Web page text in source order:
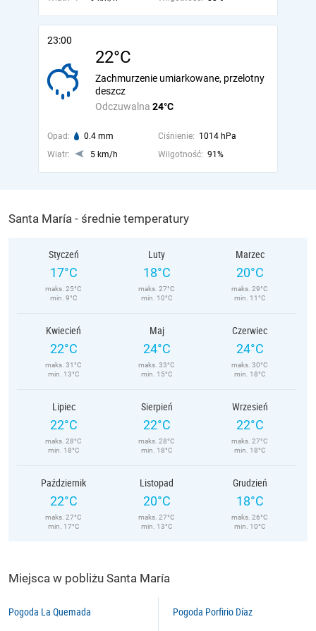
23:00
22°C
Odczuwalna 24°C
Zachmurzenie umiarkowane, przelotny
deszcz
Opad: 0.4 mm Ciśnienie: 1014 hPa
Wiatr:
5 km/h Wilgotność: 91%
Santa María - średnie temperatury
Styczeń
17°C
maks. 25°C
min. 9°C
Luty
18°C
maks. 27°C
min. 10°C
Marzec
20°C
maks. 29°C
min. 11°C
Kwiecień
22°C
maks. 31°C
min. 13°C
Maj
24°C
maks. 33°C
min. 15°C
Czerwiec
24°C
maks. 30°C
min. 18°C
Lipiec
22°C
maks. 28°C
min. 18°C
Sierpień
22°C
maks. 28°C
min. 18°C
Wrzesień
22°C
maks. 27°C
min. 18°C
Październik
22°C
maks. 27°C
min. 17°C
Listopad
20°C
maks. 27°C
min. 13°C
Grudzień
18°C
maks. 26°C
min. 10°C
Miejsca w pobliżu Santa María
Pogoda La Quemada Pogoda Porfirio Díaz